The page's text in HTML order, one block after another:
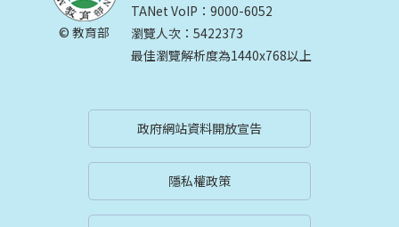
© 教育部
TANet VoIP：9000-6052
瀏覽人次：5422373
最佳瀏覽解析度為1440x768以上
政府網站資料開放宣告
隱私權政策